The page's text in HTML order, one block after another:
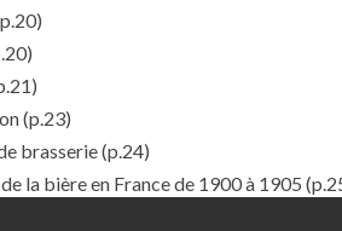
(p.23)
brasserie(p.24)
la bière en France de 1900 à 1905